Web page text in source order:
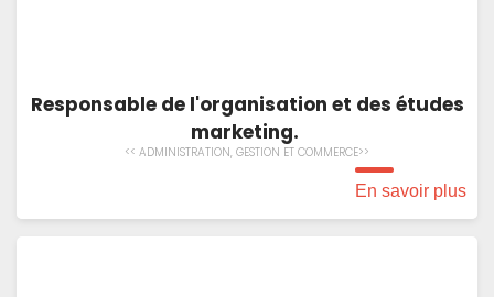
Responsable de l'organisation et des études
marketing.
<< ADMINISTRATION, GESTION ET COMMERCE>>
En savoir plus